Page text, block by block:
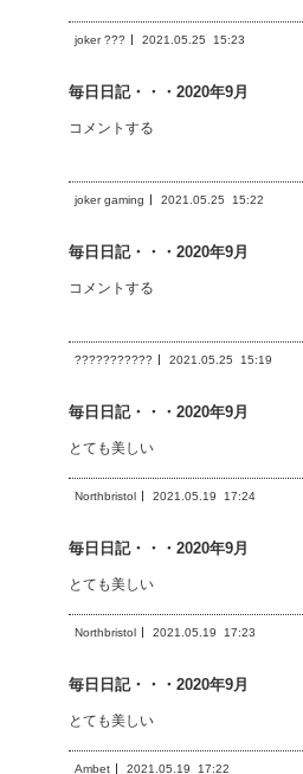
joker ??? 2021.05.25 15:23
毎日日記・・・2020年9月
コメントする
joker gaming 2021.05.25 15:22
毎日日記・・・2020年9月
コメントする
??????????? 2021.05.25 15:19
毎日日記・・・2020年9月
とても美しい
Northbristol 2021.05.19 17:24
毎日日記・・・2020年9月
とても美しい
Northbristol 2021.05.19 17:23
毎日日記・・・2020年9月
とても美しい
Ambet 2021.05.19 17:22